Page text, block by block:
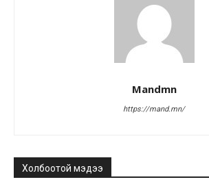
Mandmn
https://mand.mn/
Холбоотой мэдээ